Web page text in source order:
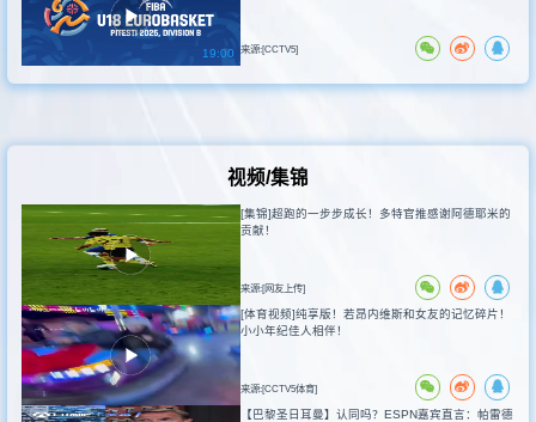
19:00 来源:[CCTV5]
视频/集锦
[集锦]超跑的一步步成长！多特官推感谢阿德耶米的
贡献！
来源:[网友上传]
[体育视频]纯享版！若昂内维斯和女友的记忆碎片！
小小年纪佳人相伴！
来源:[CCTV5体育]
【巴黎圣日耳曼】认同吗？ESPN嘉宾直言：帕雷德